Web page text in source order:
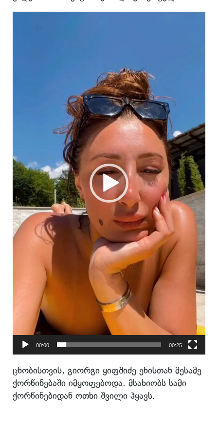
00:00 00:25
ცნობისთვის, გიორგი ყიფშიძე ენისთან მესამე
ქორწინებაში იმყოფებოდა. მსახიობს სამი
ქორწინებიდან ოთხი შვილი ჰყავს.